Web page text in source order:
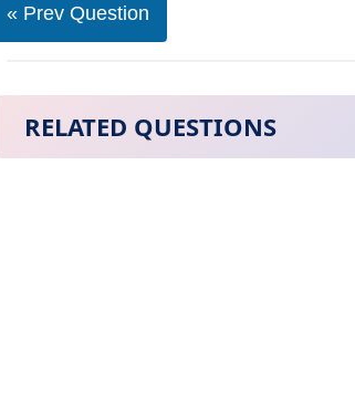
« Prev Question
RELATED QUESTIONS